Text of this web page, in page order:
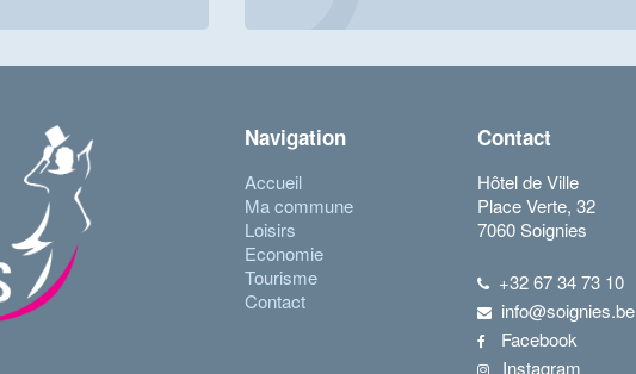
Navigation
Accueil
Ma commune
Loisirs
Economie
Tourisme
Contact
Contact
Hôtel de Ville
Place Verte, 32
7060 Soignies
+32 67 34 73 10
info@soignies.be
Facebook
Instagram